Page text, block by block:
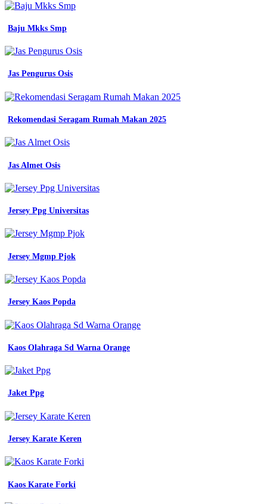
Jersey
Satuan
Baju
Security
Panjang
-
Aneka
Warna
Abu
Baju
Mahasiswa
Desain
Baseball
-
Custom
Murah
Batam
Baju Mkks Smp
Jas Pengurus Osis
Rekomendasi Seragam Rumah Makan 2025
Jas Almet Osis
Jersey Ppg Universitas
Jersey Mgmp Pjok
Jersey Kaos Popda
Kaos Olahraga Sd Warna Orange
Jaket Ppg
Jersey Karate Keren
Kaos Karate Forki